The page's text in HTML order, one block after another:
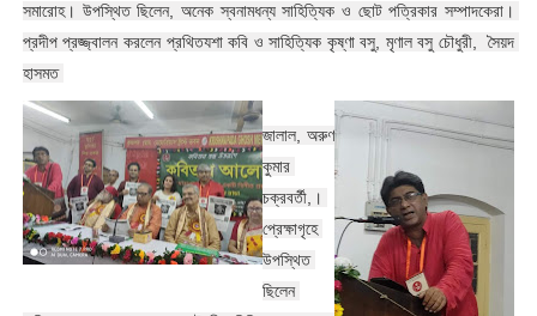
সমারোহ। উপস্থিত ছিলেন, অনেক স্বনামধন্য সাহিত্যিক ও ছোট পত্রিকার সম্পাদকেরা।
প্রদীপ প্রজ্জ্বালন করলেন প্রথিতযশা কবি ও সাহিত্যিক কৃষ্ণা বসু, মৃণাল বসু চৌধুরী,  সৈয়দ
হাসমত
জালাল, অরুণ
কুমার
চক্রবর্তী,।
প্রেক্ষাগৃহে
উপস্থিত
ছিলেন